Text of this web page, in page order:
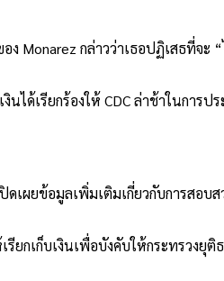
กล่าวว่าเธอปฏิเสธที่จะ
ด้เรียกร้องให้ CDC ล่าช้าในการ
เผยข้อมูลเพิ่มเติมเกี่ยวกับการสอ
กเก็บเงินเพื่อบังคับให้กระทรวงยุ